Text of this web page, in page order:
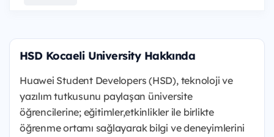
HSD Kocaeli University Hakkında
Huawei Student Developers (HSD), teknoloji ve
yazılım tutkusunu paylaşan üniversite
öğrencilerine; eğitimler,etkinlikler ile birlikte
öğrenme ortamı sağlayarak bilgi ve deneyimlerini